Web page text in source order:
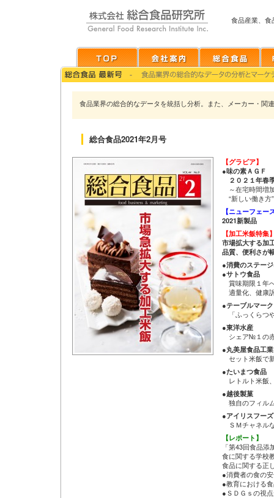
食品産業、食
食品業界の総合的なデータを統括し分析。また、メーカー・関
総合食品2021年2月号
【グラビア】
●味の素ＡＧＦ
２０２１年春
～在宅時間増
“新しい働き方
【ニューフェー
2021新製品
【加工米飯特集
市場拡大する加
品質、便利さが
●消費のステー
●サトウ食品
賞味期限１年
適量化、健康
●テーブルマーク
「ふっくらつ
●東洋水産
シェア№１の
●丸美屋食品工業
セット米飯で
●たいまつ食品
レトルト米飯
●越後製菓
独自のフィル
●アイリスフーズ
ＳＭチャネル
【レポート】
「第43回食品
食に関する学校
食品に関する正
●消費者の食の
●教育における
●ＳＤＧｓの視